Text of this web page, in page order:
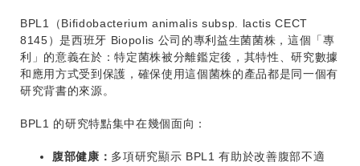
BPL1（Bifidobacterium animalis subsp. lactis CECT
8145）是西班牙 Biopolis 公司的專利益生菌菌株，這個「專
利」的意義在於：特定菌株被分離鑑定後，其特性、研究數據
和應用方式受到保護，確保使用這個菌株的產品都是同一個有
研究背書的來源。
BPL1 的研究特點集中在幾個面向：
腹部健康： 多項研究顯示 BPL1 有助於改善腹部不適